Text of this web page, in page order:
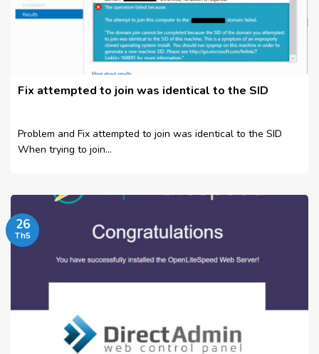
Fix attempted to join was identical to the SID
Problem and Fix attempted to join was identical to the SID
When trying to join...
26
Th5